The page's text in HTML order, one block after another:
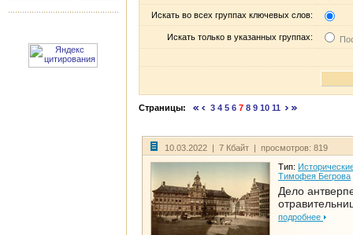
Искать во всех группах ключевых слов:
Искать только в указанных группах:
Страницы: 3 4 5 6 7 8 9 10 11
10.03.2022 | 7 Кбайт | просмотров: 819
Тип:
Тимофея Бегрова
Дело
подробнее